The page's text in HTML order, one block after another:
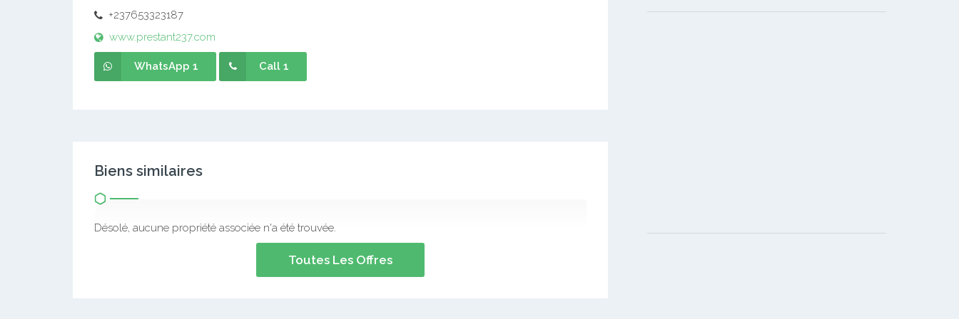
Agent
+237653323187
Call 1